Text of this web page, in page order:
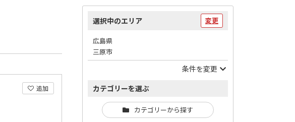
追加
選択中のエリア 変更
広島県
三原市
条件を変更
カテゴリーを選ぶ
カテゴリーから探す